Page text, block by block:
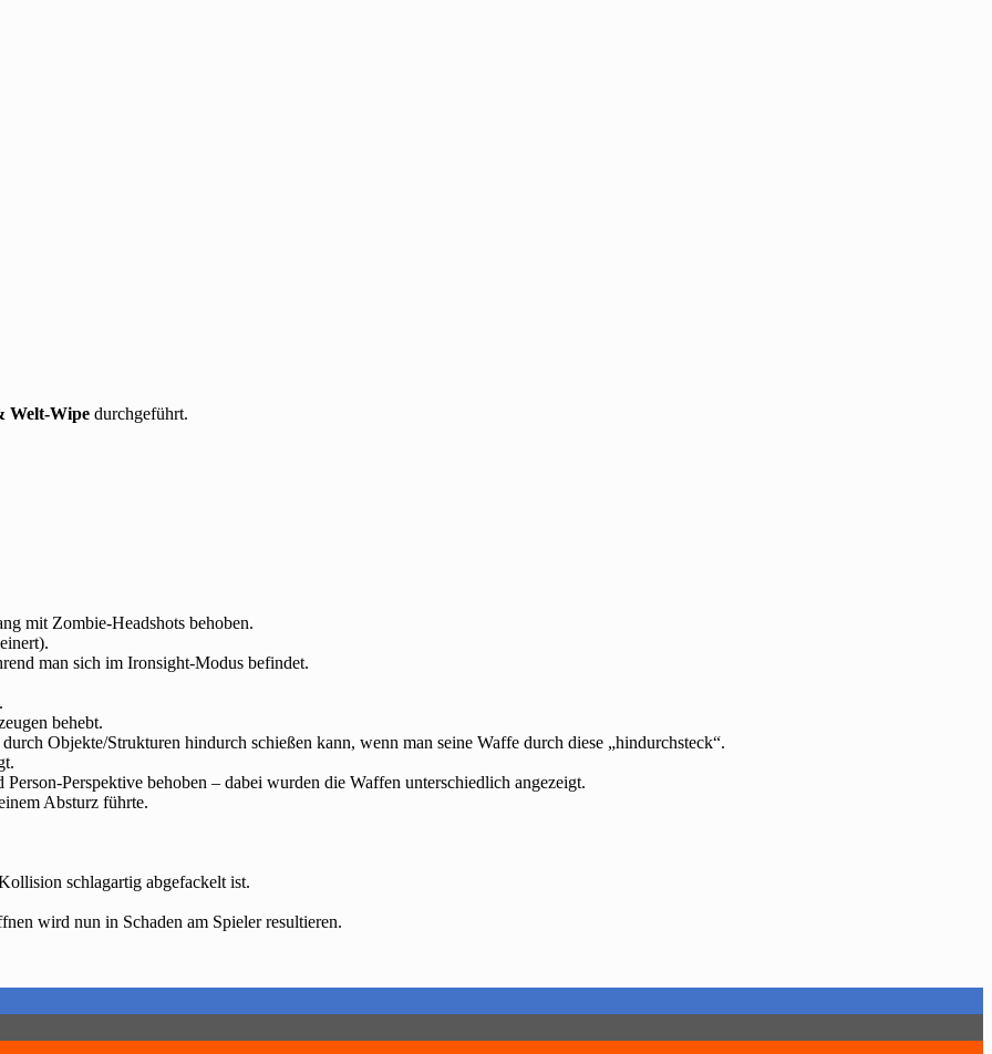
Welt-Wipe durchgeführt.
mit Zombie-Headshots behoben.
man sich im Ironsight-Modus befindet.
behebt.
Objekte/Strukturen hindurch schießen kann, wenn man seine Waffe durch diese „hindurchsteck“.
Perspektive behoben – dabei wurden die Waffen unterschiedlich angezeigt.
Absturz führte.
schlagartig abgefackelt ist.
wird nun in Schaden am Spieler resultieren.